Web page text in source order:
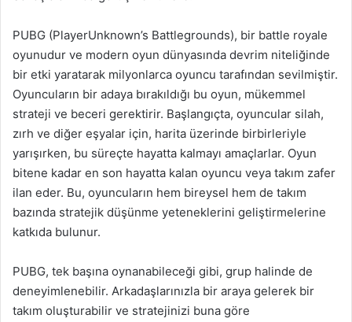
PUBG (PlayerUnknown’s Battlegrounds), bir battle royale
oyunudur ve modern oyun dünyasında devrim niteliğinde
bir etki yaratarak milyonlarca oyuncu tarafından sevilmiştir.
Oyuncuların bir adaya bırakıldığı bu oyun, mükemmel
strateji ve beceri gerektirir. Başlangıçta, oyuncular silah,
zırh ve diğer eşyalar için, harita üzerinde birbirleriyle
yarışırken, bu süreçte hayatta kalmayı amaçlarlar. Oyun
bitene kadar en son hayatta kalan oyuncu veya takım zafer
ilan eder. Bu, oyuncuların hem bireysel hem de takım
bazında stratejik düşünme yeteneklerini geliştirmelerine
katkıda bulunur.
PUBG, tek başına oynanabileceği gibi, grup halinde de
deneyimlenebilir. Arkadaşlarınızla bir araya gelerek bir
takım oluşturabilir ve stratejinizi buna göre